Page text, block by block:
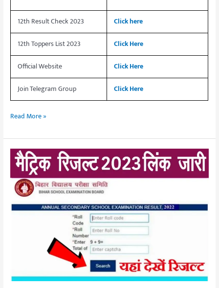
12th Result Check 2023 Click here
12th Toppers List 2023 Click Here
Official Website Click Here
Join Telegram Group Click Here
Read More »
Bihar
Board
Matric
Result
2023
10वीं